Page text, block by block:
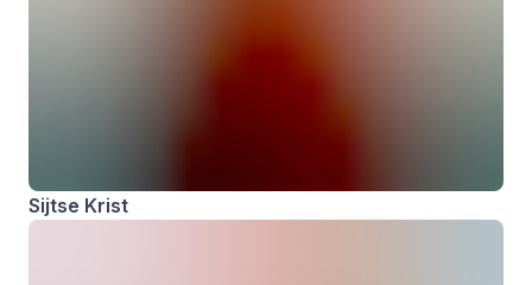
Sijtse Krist